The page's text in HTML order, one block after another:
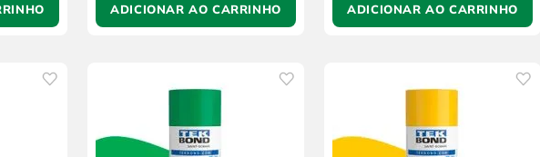
ADICIONAR AO CARRINHO ADICIONAR AO CARRINHO